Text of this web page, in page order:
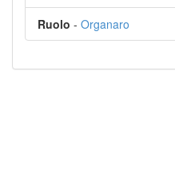
Ruolo - Organaro